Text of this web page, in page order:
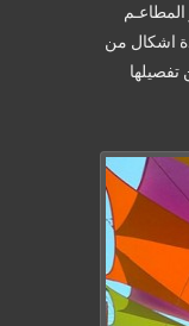
اشكال من
تفصيلها